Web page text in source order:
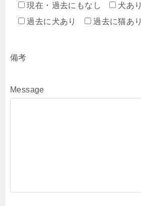
現在・過去にもなし
犬あり
過去に犬あり
過去に猫あり
備考
Message